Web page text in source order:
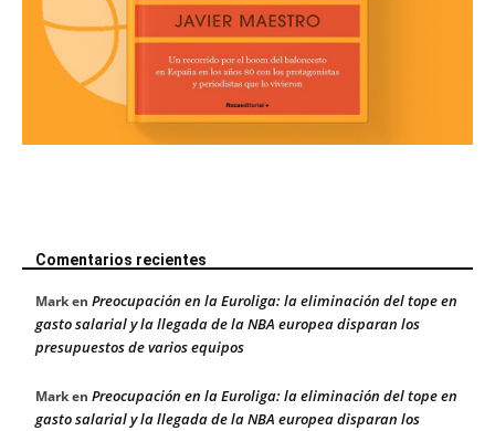
Comentarios recientes
Marken Preocupación en la Euroliga: la eliminación del tope en
gasto salarial y la llegada de la NBA europea disparan los
presupuestos de varios equipos
Marken Preocupación en la Euroliga: la eliminación del tope en
gasto salarial y la llegada de la NBA europea disparan los